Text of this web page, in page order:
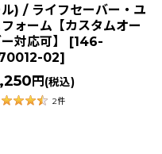
) / ライフセーバー・ユ
ォーム【カスタムオー
対応可】
[146-
02]
円 (税込)
2件